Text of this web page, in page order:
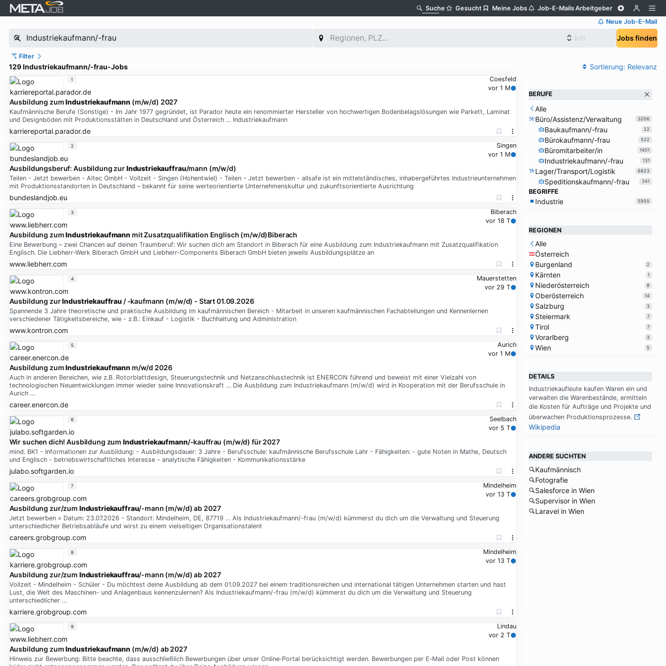
Suche Gesucht Meine Jobs Job-E-MailsArbeitgeber
Neue Job-E-Mail
Jobs finden
Filter
129 Industriekaufmann/-frau-Jobs Sortierung: Relevanz
Coesfeld
vor 1 M
Ausbildung zumIndustriekaufmann (m/w/d) 2027
Kaufmännische Berufe (Sonstige) - Im Jahr 1977 gegründet, ist Parador heute ein renommierter Hersteller von hochwertigen Bodenbelagslösungen wie Parkett, Laminat
und Designböden mit Produktionsstätten in Deutschland und Österreich … Industriekaufmann
karriereportal.parador.de
1
Singen
vor 1 M
Ausbildungsberuf: Ausbildung zurIndustriekauffrau/mann (m/w/d)
Teilen - Jetzt bewerben - Altec GmbH - Vollzeit - Singen (Hohentwiel) - Teilen - Jetzt bewerben - allsafe ist ein mittelständisches, inhabergeführtes Industrieunternehmen
mit Produktionsstandorten in Deutschland – bekannt für seine werteorientierte Unternehmenskultur und zukunftsorientierte Ausrichtung
bundeslandjob.eu
2
Biberach
vor 18 T
Ausbildung zumIndustriekaufmann mit Zusatzqualifikation Englisch (m/w/d)Biberach
Eine Bewerbung – zwei Chancen auf deinen Traumberuf: Wir suchen dich am Standort in Biberach für eine Ausbildung zum Industriekaufmann mit Zusatzqualifikation
Englisch. Die Liebherr-Werk Biberach GmbH und Liebherr-Components Biberach GmbH bieten jeweils Ausbildungsplätze an
www.liebherr.com
3
Mauerstetten
vor 29 T
Ausbildung zurIndustriekauffrau / -kaufmann (m/w/d) - Start 01.09.2026
Spannende 3 Jahre theoretische und praktische Ausbildung im kaufmännischen Bereich - Mitarbeit in unseren kaufmännischen Fachabteilungen und Kennenlernen
verschiedener Tätigkeitsbereiche, wie - z.B.: Einkauf - Logistik - Buchhaltung und Administration
www.kontron.com
4
Aurich
vor 1 M
Ausbildung zumIndustriekaufmann m/w/d 2026
Auch in anderen Bereichen, wie z.B. Rotorblattdesign, Steuerungstechnik und Netzanschlusstechnik ist ENERCON führend und beweist mit einer Vielzahl von
technologischen Neuentwicklungen immer wieder seine Innovationskraft … Die Ausbildung zum Industriekaufmann (m/w/d) wird in Kooperation mit der Berufsschule in
Aurich …
career.enercon.de
5
Seelbach
vor 5 T
Wir suchen dich! Ausbildung zumIndustriekaufmann/-kauffrau (m/w/d) für 2027
mind. BK1 - Informationen zur Ausbildung: - Ausbildungsdauer: 3 Jahre - Berufsschule: kaufmännische Berufsschule Lahr - Fähigkeiten: - gute Noten in Mathe, Deutsch
und Englisch - betriebswirtschaftliches Interesse - analytische Fähigkeiten - Kommunikationsstärke
julabo.softgarden.io
6
Mindelheim
vor 13 T
Ausbildung zur/zum Industriekauffrau/-mann (m/w/d) ab 2027
Jetzt bewerben » Datum: 23.07.2026 - Standort: Mindelheim, DE, 87719 … Als Industriekaufmann/-frau (m/w/d) kümmerst du dich um die Verwaltung und Steuerung
unterschiedlicher Betriebsabläufe und wirst zu einem vielseitigen Organisationstalent
careers.grobgroup.com
7
Mindelheim
vor 13 T
Ausbildung zur/zum Industriekauffrau/-mann (m/w/d) ab 2027
Vollzeit - Mindelheim - Schüler - Du möchtest deine Ausbildung ab dem 01.09.2027 bei einem traditionsreichen und international tätigen Unternehmen starten und hast
Lust, die Welt des Maschinen- und Anlagenbaus kennenzulernen? Als Industriekaufmann/-frau (m/w/d) kümmerst du dich um die Verwaltung und Steuerung
unterschiedlicher …
karriere.grobgroup.com
8
Lindau
vor 2 T
Ausbildung zumIndustriekaufmann (m/w/d) ab 2027
Hinweis zur Bewerbung: Bitte beachte, dass ausschließlich Bewerbungen über unser Online‑Portal berücksichtigt werden. Bewerbungen per E‑Mail oder Post können
9
BERUFE
Alle
Büro/Assistenz/Verwaltung
3206
Baukaufmann/-frau 22
Bürokaufmann/-frau 522
Büromitarbeiter/in 1401
Industriekaufmann/-frau 131
Lager/Transport/Logistik 6823
Speditionskaufmann/-frau 341
BEGRIFFE
Industrie 5955
REGIONEN
Alle
Österreich
Burgenland
2
Kärnten 1
Niederösterreich 8
Oberösterreich 14
Salzburg 3
Steiermark 7
Tirol 7
Vorarlberg 3
Wien 5
DETAILS
In­du­strie­kauf­leu­te kau­fen Wa­ren ein und
ver­wal­ten die Wa­ren­be­stän­de, er­mit­teln
die Ko­sten für Auf­trä­ge und Pro­jek­te und
über­wa­chen Pro­duk­ti­ons­pro­zes­se.
Wikipedia
ANDERE SUCHTEN
Kaufmännisch
Fotografie
Salesforce in Wien
Supervisor in Wien
Laravel in Wien